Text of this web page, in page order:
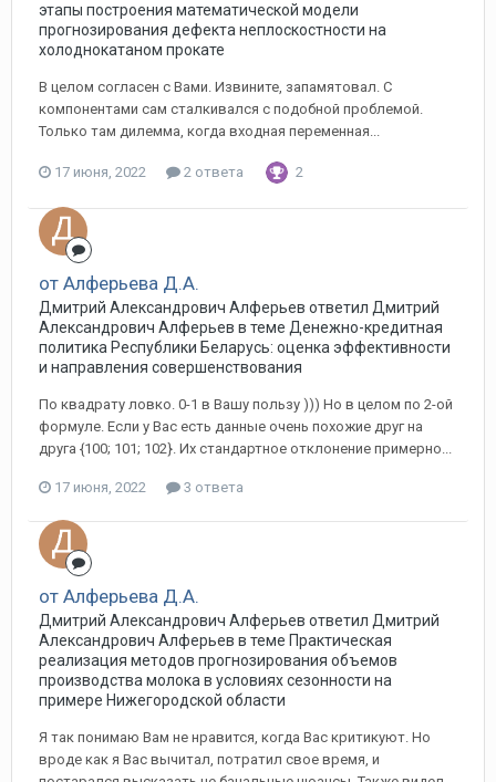
этапы построения математической модели
прогнозирования дефекта неплоскостности на
холоднокатаном прокате
В целом согласен с Вами. Извините, запамятовал. С
компонентами сам сталкивался с подобной проблемой.
Только там дилемма, когда входная переменная...
17 июня, 2022 2 ответа 2
от Алферьева Д.А.
Дмитрий Александрович Алферьев ответил Дмитрий
Александрович Алферьев в теме Денежно-кредитная
политика Республики Беларусь: оценка эффективности
и направления совершенствования
По квадрату ловко. 0-1 в Вашу пользу ))) Но в целом по 2-ой
формуле. Если у Вас есть данные очень похожие друг на
друга {100; 101; 102}. Их стандартное отклонение примерно...
17 июня, 2022 3 ответа
от Алферьева Д.А.
Дмитрий Александрович Алферьев ответил Дмитрий
Александрович Алферьев в теме Практическая
реализация методов прогнозирования объемов
производства молока в условиях сезонности на
примере Нижегородской области
Я так понимаю Вам не нравится, когда Вас критикуют. Но
вроде как я Вас вычитал, потратил свое время, и